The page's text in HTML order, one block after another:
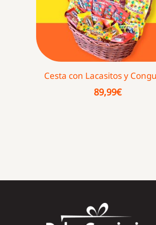
Cesta con Lacasitos y
89,99€